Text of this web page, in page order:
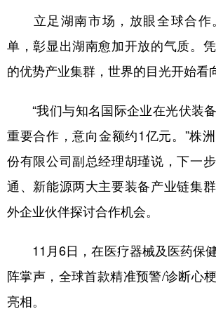
English Español Français
Русский язык 日本語
Deutsch Português
立足湖南市场，放眼全球合作
单，彰显出湖南愈加开放的气质。
的优势产业集群，世界的目光开始看
“我们与知名国际企业在光伏装
重要合作，意向金额约1亿元。”株
份有限公司副总经理胡瑾说，下一
通、新能源两大主要装备产业链集
外企业伙伴探讨合作机会。
11月6日，在医疗器械及医药保
阵掌声，全球首款精准预警/诊断心
亮相。